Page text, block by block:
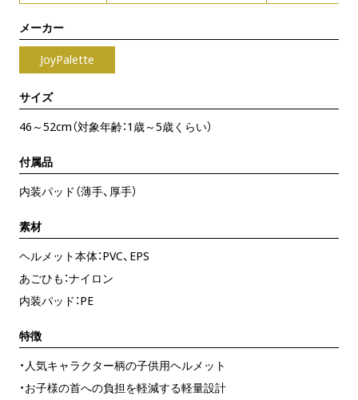
メーカー
JoyPalette
サイズ
46～52cm（対象年齢：1歳～5歳くらい）
付属品
内装パッド（薄手、厚手）
素材
ヘルメット本体：PVC、EPS
あごひも：ナイロン
内装パッド：PE
特徴
・人気キャラクター柄の子供用ヘルメット
・お子様の首への負担を軽減する軽量設計